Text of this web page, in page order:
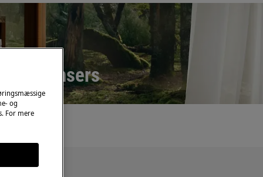
dispensers
og
For mere